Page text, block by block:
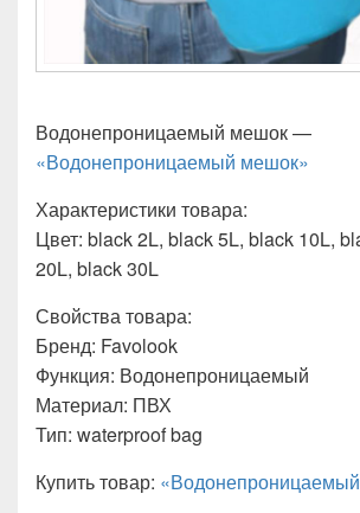
Водонепроницаемый мешок —
«Водонепроницаемый мешок»
Характеристики товара:
Цвет: black 2L, black 5L, black 10L,
20L, black 30L
Свойства товара:
Бренд: Favolook
Функция: Водонепроницаемый
Материал: ПВХ
Тип: waterproof bag
Купить товар: